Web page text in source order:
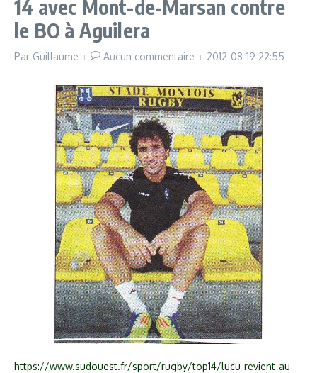
YouTube)
14 avec Mont-de-Marsan contre
le BO à Aguilera
Par Guillaume Aucun commentaire 2012-08-19 22:55
https://www.sudouest.fr/sport/rugby/top14/lucu-revient-au-